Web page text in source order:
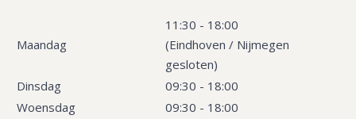
Maandag
11:30 - 18:00
(Eindhoven / Nijmegen
gesloten)
Dinsdag
09:30 - 18:00
Woensdag
09:30 - 18:00